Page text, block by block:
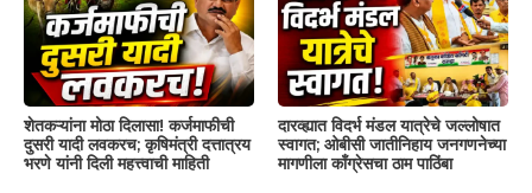
शेतकऱ्यांना मोठा दिलासा! कर्जमाफीची
दुसरी यादी लवकरच; कृषिमंत्री दत्तात्रय
भरणे यांनी दिली महत्त्वाची माहिती
दारव्ह्यात विदर्भ मंडल यात्रेचे जल्लोषात
स्वागत; ओबीसी जातीनिहाय जनगणनेच्या
मागणीला काँग्रेसचा ठाम पाठिंबा